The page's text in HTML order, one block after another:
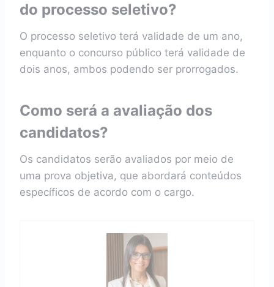
do processo seletivo?
O processo seletivo terá validade de um ano,
enquanto o concurso público terá validade de
dois anos, ambos podendo ser prorrogados.
Como será a avaliação dos
candidatos?
Os candidatos serão avaliados por meio de
uma prova objetiva, que abordará conteúdos
específicos de acordo com o cargo.